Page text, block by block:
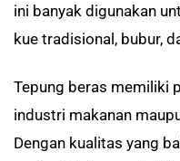
ini banyak digunakan
kue tradisional, bubur,
Tepung beras memiliki
industri makanan
Dengan kualitas yang